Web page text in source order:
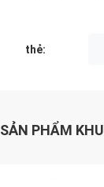
thẻ:
SẢN PHẨM